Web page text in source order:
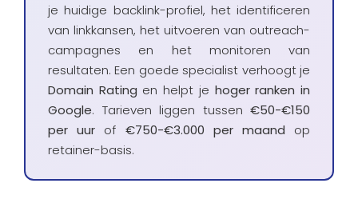
je huidige backlink-profiel, het identificeren
van linkkansen, het uitvoeren van outreach-
campagnes en het monitoren van
resultaten. Een goede specialist verhoogt je
Domain Rating en helpt je hoger ranken in
Google. Tarieven liggen tussen €50-€150
per uur of €750-€3.000 per maand op
retainer-basis.